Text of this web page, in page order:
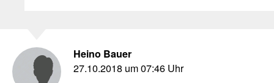
Heino Bauer
27.10.2018 um 07:46 Uhr